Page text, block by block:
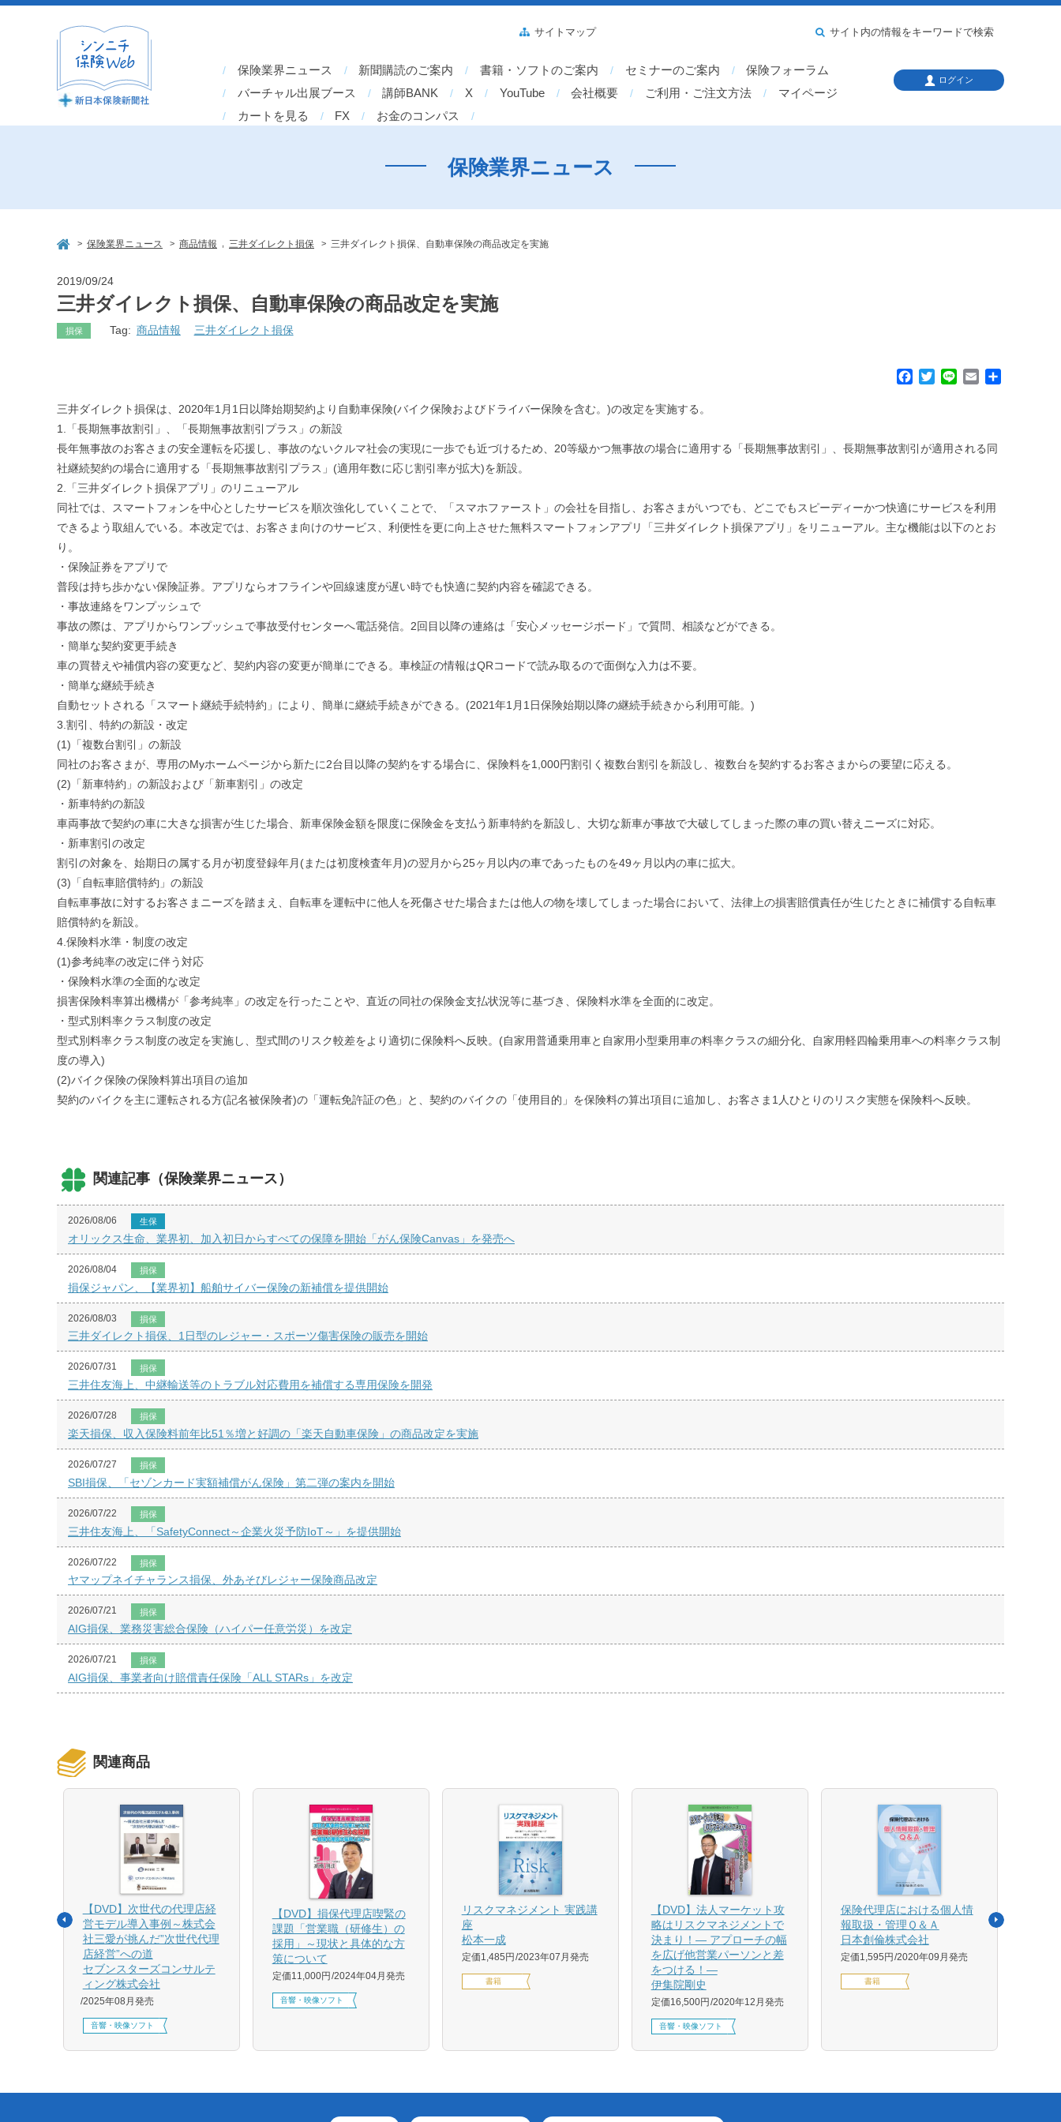
保険業界ニュース 新聞購読のご案内 書籍・ソフトのご案内 セミナーのご案内
保険フォーラム
バーチャル出展ブース
講師BANK X YouTube 会社概要 ご利用・ご注文方法
マイページ
カートを見る
FX お金のコンパス
サイトマップ サイト内の情報をキーワードで検索
ログイン
保険業界ニュース
> 保険業界ニュース > 商品情報 三井ダイレクト損保 > 三井ダイレクト損保、自動車保険の商品改定を実施
2019/09/24
三井ダイレクト損保、自動車保険の商品改定を実施
損保 Tag: 商品情報 三井ダイレクト損保
o
e
三井ダイレクト損保は、2020年1月1日以降始期契約より自動車保険(バイク保険およびドライバー保険を含む。)の改定を実施する。
1.「長期無事故割引」、「長期無事故割引プラス」の新設
長年無事故のお客さまの安全運転を応援し、事故のないクルマ社会の実現に一歩でも近づけるため、20等級かつ無事故の場合に適用する「長期無事故割引」、長期無事故割引が適用される同
社継続契約の場合に適用する「長期無事故割引プラス」(適用年数に応じ割引率が拡大)を新設。
2.「三井ダイレクト損保アプリ」のリニューアル
同社では、スマートフォンを中心としたサービスを順次強化していくことで、「スマホファースト」の会社を目指し、お客さまがいつでも、どこでもスピーディーかつ快適にサービスを利用
できるよう取組んでいる。本改定では、お客さま向けのサービス、利便性を更に向上させた無料スマートフォンアプリ「三井ダイレクト損保アプリ」をリニューアル。主な機能は以下のとお
り。
・保険証券をアプリで
普段は持ち歩かない保険証券。アプリならオフラインや回線速度が遅い時でも快適に契約内容を確認できる。
・事故連絡をワンプッシュで
事故の際は、アプリからワンプッシュで事故受付センターへ電話発信。2回目以降の連絡は「安心メッセージボード」で質問、相談などができる。
・簡単な契約変更手続き
車の買替えや補償内容の変更など、契約内容の変更が簡単にできる。車検証の情報はQRコードで読み取るので面倒な入力は不要。
・簡単な継続手続き
自動セットされる「スマート継続手続特約」により、簡単に継続手続きができる。(2021年1月1日保険始期以降の継続手続きから利用可能。)
3.割引、特約の新設・改定
(1)「複数台割引」の新設
同社のお客さまが、専用のMyホームページから新たに2台目以降の契約をする場合に、保険料を1,000円割引く複数台割引を新設し、複数台を契約するお客さまからの要望に応える。
(2)「新車特約」の新設および「新車割引」の改定
・新車特約の新設
車両事故で契約の車に大きな損害が生じた場合、新車保険金額を限度に保険金を支払う新車特約を新設し、大切な新車が事故で大破してしまった際の車の買い替えニーズに対応。
・新車割引の改定
割引の対象を、始期日の属する月が初度登録年月(または初度検査年月)の翌月から25ヶ月以内の車であったものを49ヶ月以内の車に拡大。
(3)「自転車賠償特約」の新設
自転車事故に対するお客さまニーズを踏まえ、自転車を運転中に他人を死傷させた場合または他人の物を壊してしまった場合において、法律上の損害賠償責任が生じたときに補償する自転車
賠償特約を新設。
4.保険料水準・制度の改定
(1)参考純率の改定に伴う対応
・保険料水準の全面的な改定
損害保険料率算出機構が「参考純率」の改定を行ったことや、直近の同社の保険金支払状況等に基づき、保険料水準を全面的に改定。
・型式別料率クラス制度の改定
型式別料率クラス制度の改定を実施し、型式間のリスク較差をより適切に保険料へ反映。(自家用普通乗用車と自家用小型乗用車の料率クラスの細分化、自家用軽四輪乗用車への料率クラス制
度の導入)
(2)バイク保険の保険料算出項目の追加
契約のバイクを主に運転される方(記名被保険者)の「運転免許証の色」と、契約のバイクの「使用目的」を保険料の算出項目に追加し、お客さま1人ひとりのリスク実態を保険料へ反映。
関連記事（保険業界ニュース）
2026/08/06 生保
オリックス生命、業界初、加入初日からすべての保障を開始「がん保険Canvas」を発売へ
2026/08/04 損保
損保ジャパン、【業界初】船舶サイバー保険の新補償を提供開始
2026/08/03 損保
三井ダイレクト損保、1日型のレジャー・スポーツ傷害保険の販売を開始
2026/07/31 損保
三井住友海上、中継輸送等のトラブル対応費用を補償する専用保険を開発
2026/07/28 損保
楽天損保、収入保険料前年比51％増と好調の「楽天自動車保険」の商品改定を実施
2026/07/27 損保
SBI損保、「セゾンカード実額補償がん保険」第二弾の案内を開始
2026/07/22 損保
三井住友海上、「SafetyConnect～企業火災予防IoT～」を提供開始
2026/07/22 損保
ヤマップネイチャランス損保、外あそびレジャー保険商品改定
2026/07/21 損保
AIG損保、業務災害総合保険（ハイパー任意労災）を改定
2026/07/21 損保
AIG損保、事業者向け賠償責任保険「ALL STARs」を改定
関連商品
【DVD】次世代の代理店経
営モデル導入事例～株式会
社三愛が挑んだ”次世代代理
店経営”への道
セブンスターズコンサルテ
ィング株式会社
2025年08月発売
音響・映像ソフト
【DVD】損保代理店喫緊の
課題「営業職（研修生）の
採用」～現状と具体的な方
策について
定価11,000円 2024年04月発売
音響・映像ソフト
リスクマネジメント 実践講
座
松本一成
定価1,485円 2023年07月発売
書籍
【DVD】法人マーケット攻
略はリスクマネジメントで
決まり！― アプローチの幅
を広げ他営業パーソンと差
をつける！―
伊集院剛史
定価16,500円 2020年12月発売
音響・映像ソフト
保険代理店における個人情
報取扱・管理Ｑ＆Ａ
日本創倫株式会社
定価1,595円 2020年09月発売
書籍